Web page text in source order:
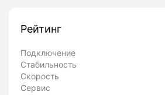
Рейтинг
Подключение
Стабильность
Скорость
Сервис